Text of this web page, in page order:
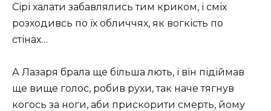
Сірі халати забавлялись тим криком, і сміх
розходивсь по їх обличчях, як вогкість по
стінах…
А Лазаря брала ще більша лють, і він підіймав
ще вище голос, робив рухи, так наче тягнув
когось за ноги, аби прискорити смерть, йому